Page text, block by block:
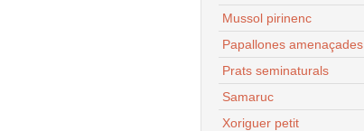
Mussol pirinenc
Papallones amenaçades
Prats seminaturals
Samaruc
Xoriguer petit